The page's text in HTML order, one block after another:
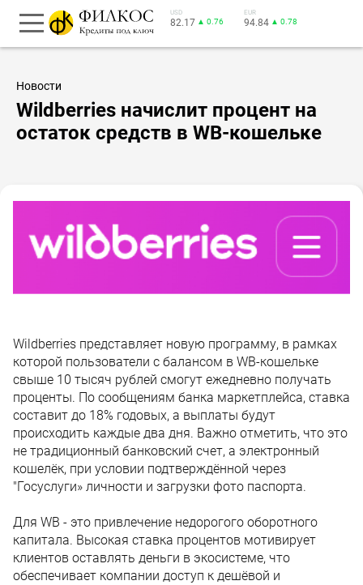
USD
82.17 ▲ 0.76
EUR
94.84 ▲ 0.78
Новости
Wildberries начислит процент на
остаток средств в WB-кошельке
Wildberries представляет новую программу, в рамках
которой пользователи с балансом в WB-кошельке
свыше 10 тысяч рублей смогут ежедневно получать
проценты. По сообщениям банка маркетплейса, ставка
составит до 18% годовых, а выплаты будут
происходить каждые два дня. Важно отметить, что это
не традиционный банковский счет, а электронный
кошелёк, при условии подтверждённой через
"Госуслуги» личности и загрузки фото паспорта.
Для WB - это привлечение недорогого оборотного
капитала. Высокая ставка процентов мотивирует
клиентов оставлять деньги в экосистеме, что
обеспечивает компании доступ к дешёвой и